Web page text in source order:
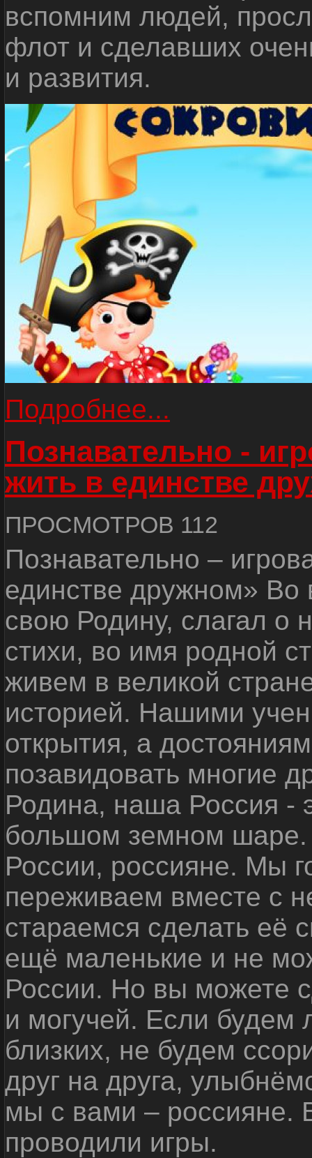
вспомним людей,
флот и сделавших
и развития.
Подробнее...
Познавательно -
жить в единстве
ПРОСМОТРОВ 112
Познавательно –
единстве дружном»
свою Родину, слагал о
стихи, во имя родной
живем в великой
историей. Нашими
открытия, а
позавидовать многие
Родина, наша Россия -
большом земном
России, россияне. Мы
переживаем вместе с
стараемся сделать её
ещё маленькие и не
России. Но вы можете
и могучей. Если будем
близких, не будем
друг на друга,
мы с вами – россияне.
проводили игры.